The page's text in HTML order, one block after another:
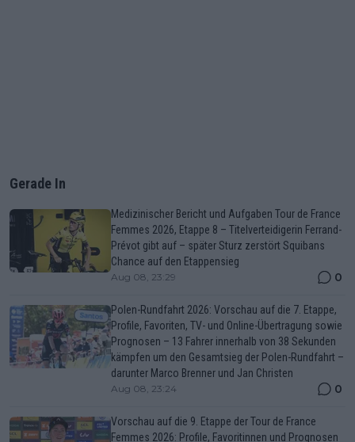
Gerade In
Medizinischer Bericht und Aufgaben Tour de France
Femmes 2026, Etappe 8 – Titelverteidigerin Ferrand-
Prévot gibt auf – später Sturz zerstört Squibans
Chance auf den Etappensieg
Aug 08, 23:29 0
Polen-Rundfahrt 2026: Vorschau auf die 7. Etappe,
Profile, Favoriten, TV- und Online-Übertragung sowie
Prognosen – 13 Fahrer innerhalb von 38 Sekunden
kämpfen um den Gesamtsieg der Polen-Rundfahrt –
darunter Marco Brenner und Jan Christen
Aug 08, 23:24 0
Vorschau auf die 9. Etappe der Tour de France
Femmes 2026: Profile, Favoritinnen und Prognosen